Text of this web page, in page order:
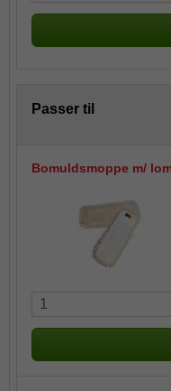
Passer til
Bomuldsmoppe m/